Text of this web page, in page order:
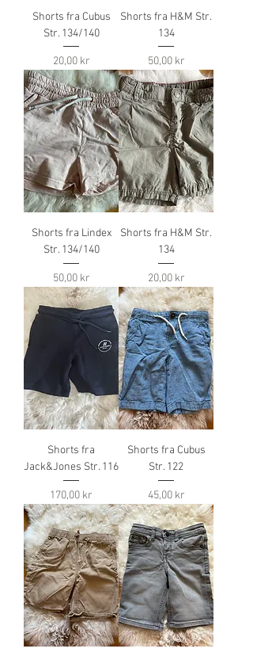
Shorts fra Cubus
Str. 134/140
Pris
20,00 kr
Shorts fra H&M Str.
134
Pris
50,00 kr
Shorts fra Lindex
Str. 134/140
Pris
50,00 kr
Shorts fra H&M Str.
134
Pris
20,00 kr
Shorts fra
Jack&Jones Str. 116
Pris
170,00 kr
Shorts fra Cubus
Str. 122
Pris
45,00 kr